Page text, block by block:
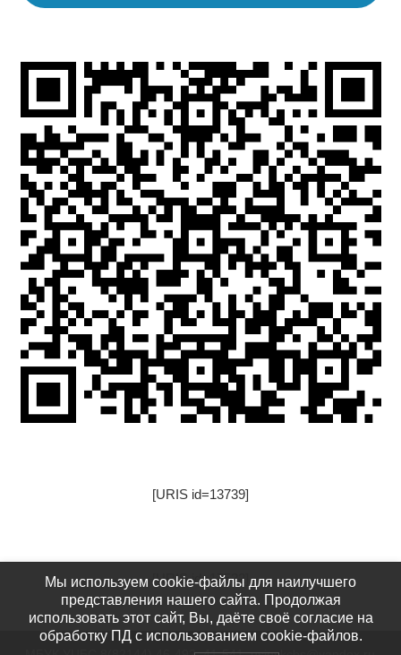
[URIS id=13739]
[URIS id=17522]
Мы используем cookie-файлы для наилучшего
представления нашего сайта. Продолжая
использовать этот сайт, Вы, даёте своё согласие на
обработку ПД с использованием cookie-файлов.